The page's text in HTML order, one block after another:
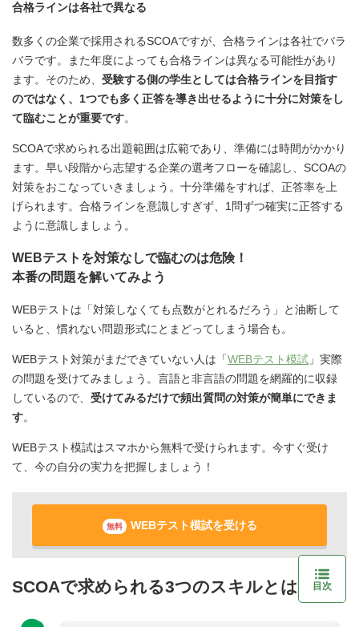
合格ラインは各社で異なる
数多くの企業で採用されるSCOAですが、合格ラインは各社でバラ
バラです。また年度によっても合格ラインは異なる可能性があり
ます。そのため、 受験する側の学生としては合格ラインを目指す
のではなく、1つでも多く正答を導き出せるように十分に対策をし
て臨むことが重要です。
SCOAで求められる出題範囲は広範であり、準備には時間がかかり
ます。早い段階から志望する企業の選考フローを確認し、SCOAの
対策をおこなっていきましょう。十分準備をすれば、正答率を上
げられます。合格ラインを意識しすぎず、1問ずつ確実に正答する
ように意識しましょう。
WEBテストを対策なしで臨むのは危険！
本番の問題を解いてみよう
WEBテストは「対策しなくても点数がとれるだろう」と油断して
いると、慣れない問題形式にとまどってしまう場合も。
WEBテスト対策がまだできていない人は「WEBテスト模試 」実際
の問題を受けてみましょう。言語と非言語の問題を網羅的に収録
しているので、 受けてみるだけで頻出質問の対策が簡単にできま
す。
WEBテスト模試はスマホから無料で受けられます。今すぐ受け
て、今の自分の実力を把握しましょう！
無料 WEBテスト模試を受ける
SCOAで求められる3つのスキルとは？目次